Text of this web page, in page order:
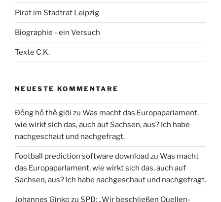
Pirat im Stadtrat Leipzig
Biographie - ein Versuch
Texte C.K.
NEUESTE KOMMENTARE
Đồng hồ thế giới zu Was macht das Europaparlament,
wie wirkt sich das, auch auf Sachsen, aus? Ich habe
nachgeschaut und nachgefragt.
Football prediction software download zu Was macht
das Europaparlament, wie wirkt sich das, auch auf
Sachsen, aus? Ich habe nachgeschaut und nachgefragt.
Johannes Ginkozu SPD: „Wir beschließen Quellen-